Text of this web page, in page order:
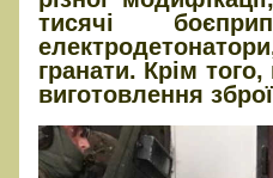
тисячі
гранати. Крім
виготовлення